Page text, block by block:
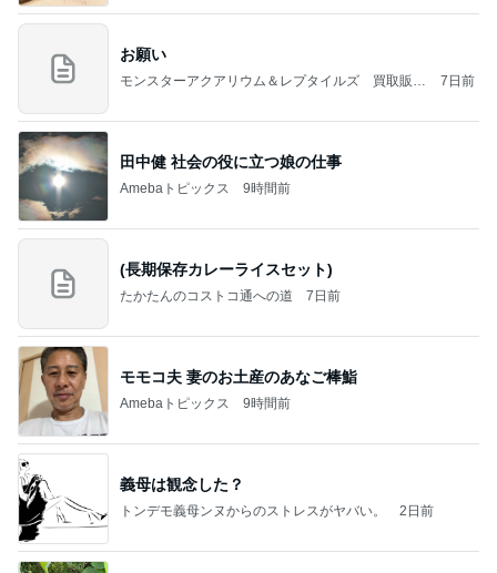
お願い
モンスターアクアリウム＆レプタイルズ 買取販売
7日前
田中健 社会の役に立つ娘の仕事
Amebaトピックス 9時間前
(長期保存カレーライスセット)
たかたんのコストコ通への道 7日前
モモコ夫 妻のお土産のあなご棒鮨
Amebaトピックス 9時間前
義母は観念した？
トンデモ義母ンヌからのストレスがヤバい。 2日前